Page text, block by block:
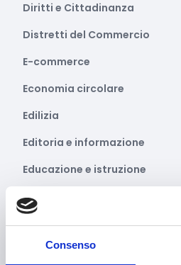
Consenso
Diritti e Cittadinanza
Distretti del Commercio
E-commerce
Economia circolare
Edilizia
Editoria e informazione
Educazione e istruzione
Emittenti radiofoniche
Energie Rinnovabili
Farmaceutico